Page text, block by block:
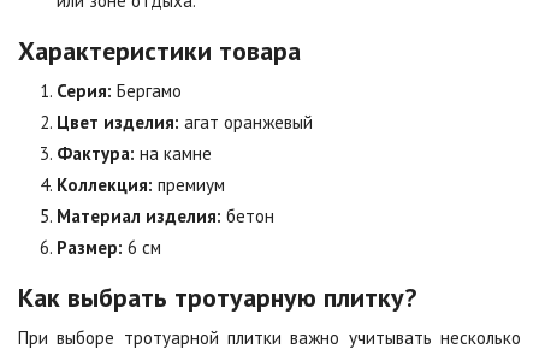
Оранжевая
Цена по запросу
Особая серия
Цена по запросу
Сахара
Цена по запросу
Серая
Цена по запросу
Характеристики товара
Серия: Бергамо
Цвет изделия: агат оранжевый
Фактура: на камне
Коллекция: премиум
Материал изделия: бетон
Размер: 6 см
Как выбрать тротуарную плитку?
При выборе тротуарной плитки важно учитывать несколько